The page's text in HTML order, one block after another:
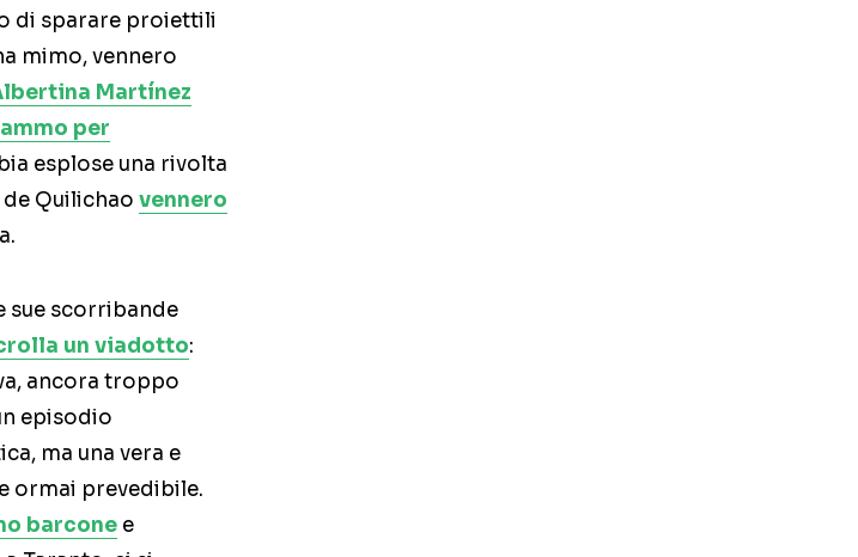
di sparare proiettili
mimo, vennero
Martínez
per
esplose una rivolta
Quilichao vennero
sue scorribande
un viadotto:
ancora troppo
episodio
ma una vera e
ormai prevedibile.
barcone e